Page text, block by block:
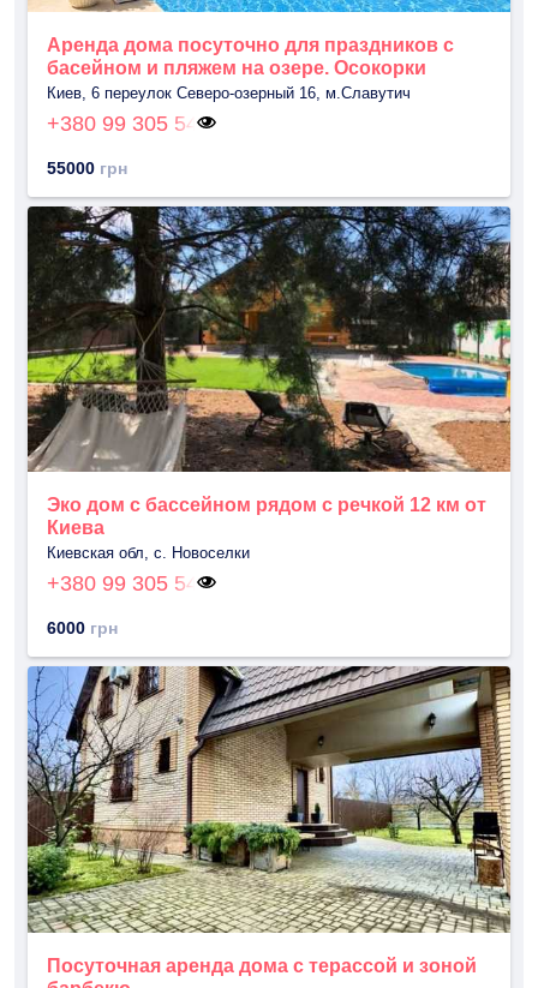
Аренда дома посуточно для праздников с
басейном и пляжем на озере. Осокорки
Киев, 6 переулок Северо-озерный 16, м.Славутич
+380 99 305 54
55000 грн
Эко дом с бассейном рядом с речкой 12 км от
Киева
Киевская обл, с. Новоселки
+380 99 305 54
6000 грн
Посуточная аренда дома с терассой и зоной